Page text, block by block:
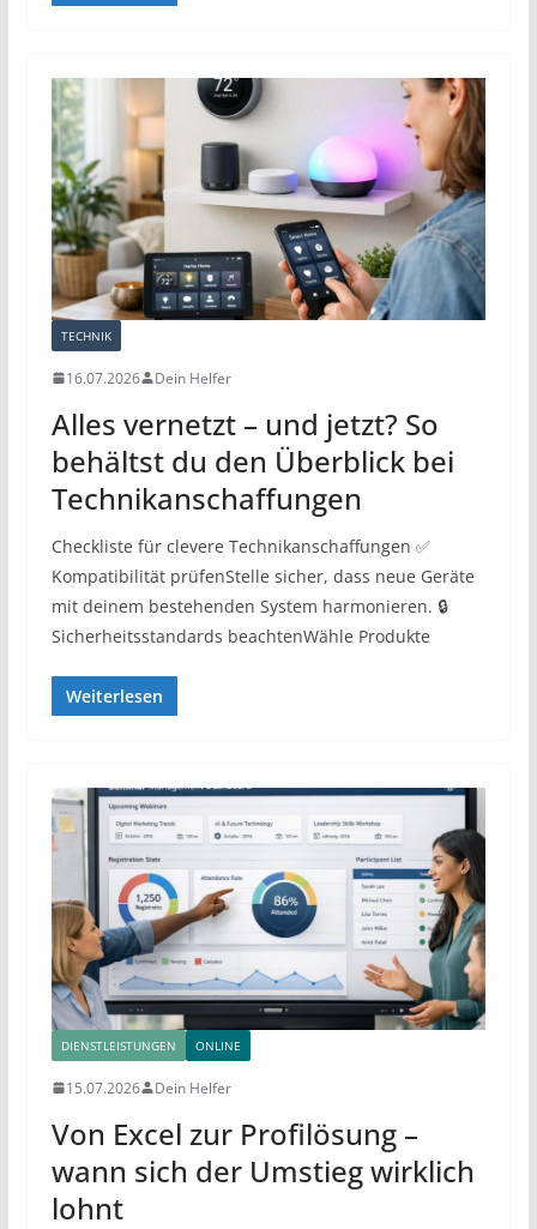
TECHNIK
16.07.2026 Dein Helfer
Alles vernetzt – und jetzt? So
behältst du den Überblick bei
Technikanschaffungen
Checkliste für clevere Technikanschaffungen ✅
Kompatibilität prüfenStelle sicher, dass neue Geräte
mit deinem bestehenden System harmonieren. 🔒
Sicherheitsstandards beachtenWähle Produkte
Weiterlesen
DIENSTLEISTUNGEN ONLINE
15.07.2026 Dein Helfer
Von Excel zur Profilösung –
wann sich der Umstieg wirklich
lohnt